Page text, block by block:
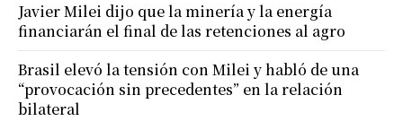
Javier Milei dijo que la minería y la energía
financiarán el final de las retenciones al agro
Brasil elevó la tensión con Milei y habló de una
“provocación sin precedentes” en la relación
bilateral